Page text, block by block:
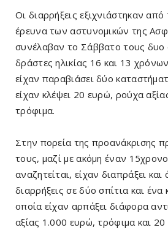
Οι διαρρήξεις εξιχνιάστηκαν
έρευνα των αστυνομικών της
συνέλαβαν το Σάββατο τους δυο
δράστες ηλικίας 16 και 13
είχαν παραβιάσει δύο
είχαν κλέψει 20 ευρώ, ρούχα
τρόφιμα.
Στην πορεία της προανάκρισης
τους, μαζί με ακόμη έναν
αναζητείται, είχαν διαπράξει και
διαρρήξεις σε δύο σπίτια και
οποία είχαν αρπάξει διάφορα
αξίας 1.000 ευρώ, τρόφιμα και